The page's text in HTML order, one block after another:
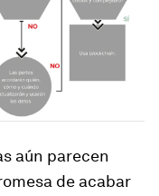
aún parecen
de acabar